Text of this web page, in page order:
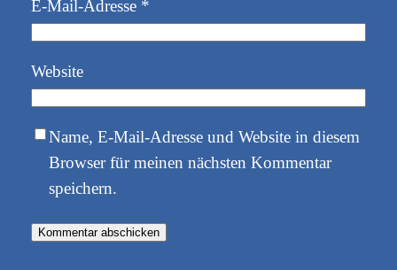
E-Mail-Adresse *
Website
Name, E-Mail-Adresse und Website in diesem
Browser für meinen nächsten Kommentar
speichern.